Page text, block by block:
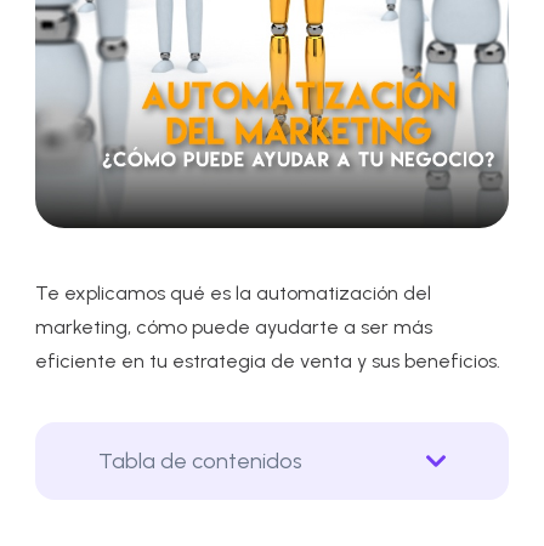
Te explicamos qué es la automatización del
marketing, cómo puede ayudarte a ser más
eficiente en tu estrategia de venta y sus beneficios.
Tabla de contenidos